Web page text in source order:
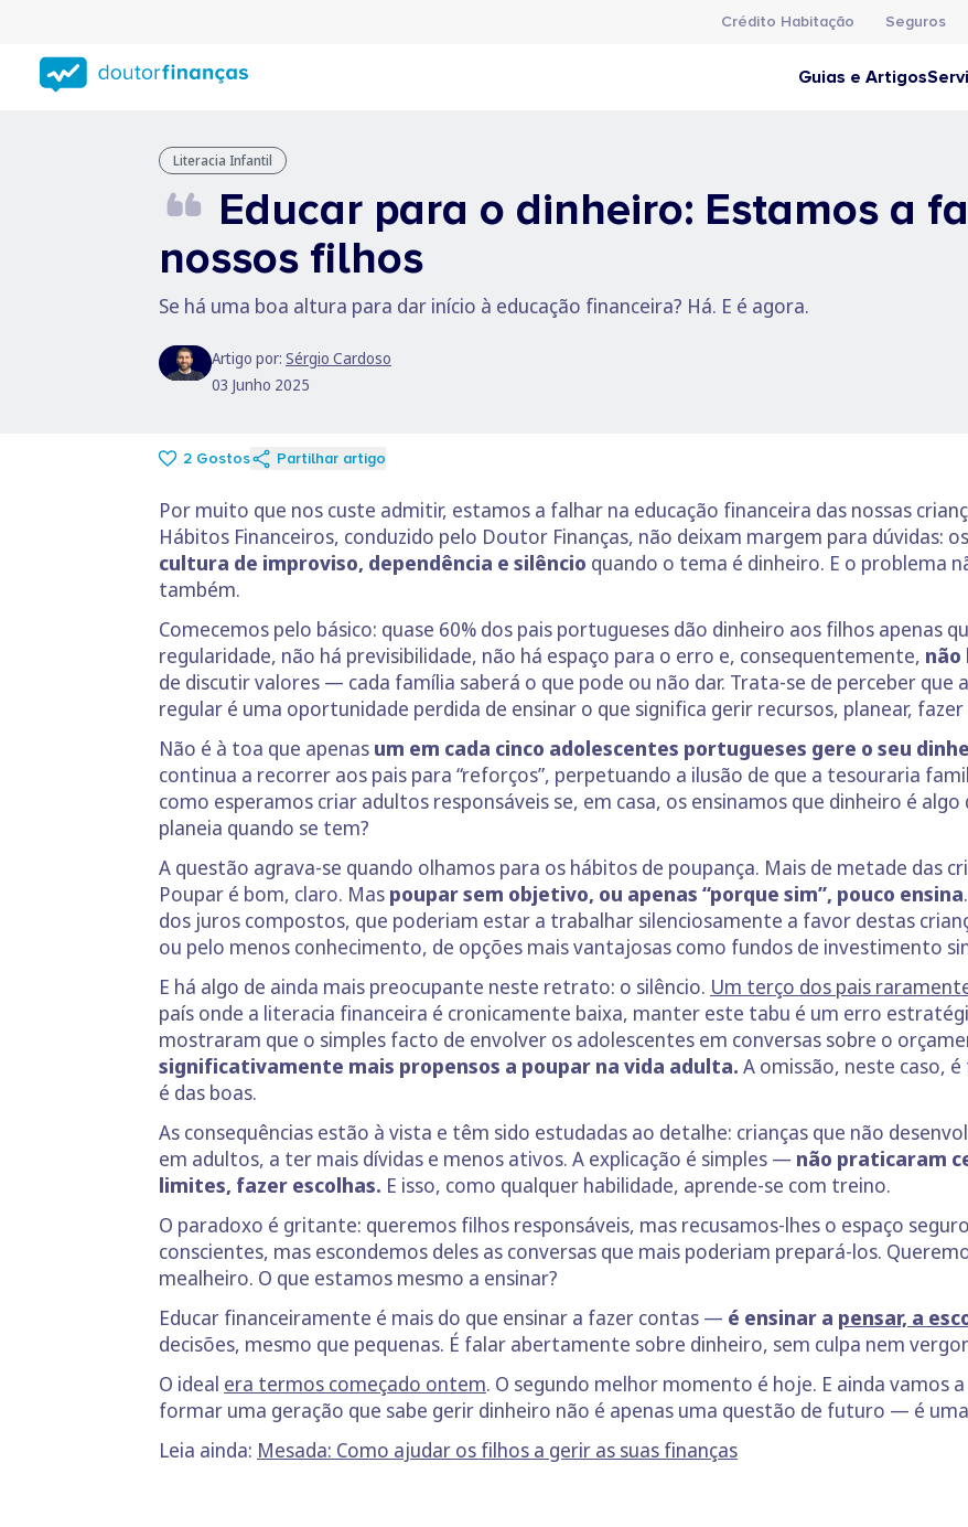
conteúdo
principal
Crédito Habitação Seguros
Guias e Artigos
Literacia Infantil
Educar para o dinheiro: Estamos a
nossos filhos
Se há uma boa altura para dar início à educação financeira? Há. E é agora.
Artigo por: Sérgio Cardoso
03 Junho 2025
2 Gostos Partilhar artigo
Por muito que nos custe admitir, estamos a falhar na educação financeira das nossas
Hábitos Financeiros, conduzido pelo Doutor Finanças, não deixam margem para dúvidas:
cultura de improviso, dependência e silêncio quando o tema é dinheiro. E o problema
também.
Comecemos pelo básico: quase 60% dos pais portugueses dão dinheiro aos filhos apenas
regularidade, não há previsibilidade, não há espaço para o erro e, consequentemente, não
de discutir valores — cada família saberá o que pode ou não dar. Trata-se de perceber que
regular é uma oportunidade perdida de ensinar o que significa gerir recursos, planear,
Não é à toa que apenas um em cada cinco adolescentes portugueses gere o seu
continua a recorrer aos pais para “reforços”, perpetuando a ilusão de que a tesouraria
como esperamos criar adultos responsáveis se, em casa, os ensinamos que dinheiro é algo
planeia quando se tem?
A questão agrava-se quando olhamos para os hábitos de poupança. Mais de metade das
Poupar é bom, claro. Mas poupar sem objetivo, ou apenas “porque sim”, pouco ensina
dos juros compostos, que poderiam estar a trabalhar silenciosamente a favor destas
ou pelo menos conhecimento, de opções mais vantajosas como fundos de investimento
E há algo de ainda mais preocupante neste retrato: o silêncio. Um terço dos pais
país onde a literacia financeira é cronicamente baixa, manter este tabu é um erro
mostraram que o simples facto de envolver os adolescentes em conversas sobre o
significativamente mais propensos a poupar na vida adulta. A omissão, neste caso,
é das boas.
As consequências estão à vista e têm sido estudadas ao detalhe: crianças que não
em adultos, a ter mais dívidas e menos ativos. A explicação é simples — não praticaram
limites, fazer escolhas. E isso, como qualquer habilidade, aprende-se com treino.
O paradoxo é gritante: queremos filhos responsáveis, mas recusamos-lhes o espaço
conscientes, mas escondemos deles as conversas que mais poderiam prepará-los.
mealheiro. O que estamos mesmo a ensinar?
Educar financeiramente é mais do que ensinar a fazer contas — é ensinar a pensar, a
decisões, mesmo que pequenas. É falar abertamente sobre dinheiro, sem culpa nem
O ideal era termos começado ontem. O segundo melhor momento é hoje. E ainda vamos
formar uma geração que sabe gerir dinheiro não é apenas uma questão de futuro — é
Leia ainda: Mesada: Como ajudar os filhos a gerir as suas finanças